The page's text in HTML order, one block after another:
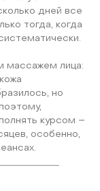
дней все
тогда, когда
массажем лица:
но
курсом –
особенно,